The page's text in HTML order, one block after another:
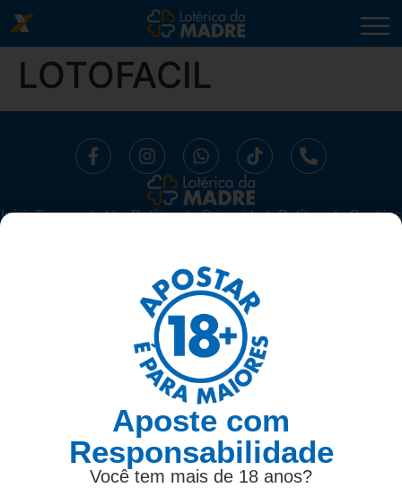
LOTOFACIL
Início⁠Termos de UsoPolítica de PrivacidadePolítica de Cookies
AV. MADRE LEONIA MILITO, 1175, SALA 06 SUBSOLO - BELA
SUIÇA, LONDRINA/ PARANÁ - 86050-270
TELEFONE: 43 3337-1117
Aposte com
Responsabilidade
Você tem mais de 18 anos?